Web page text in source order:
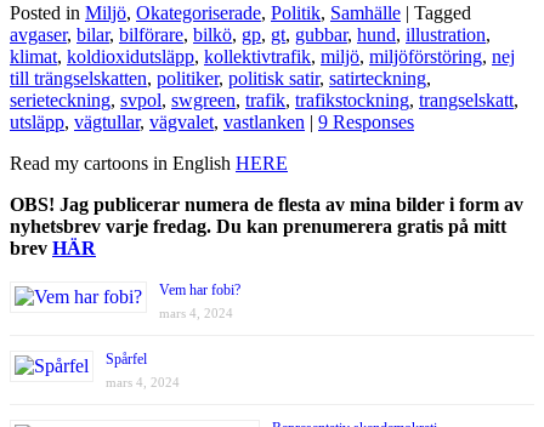
Posted in Miljö, Okategoriserade, Politik, Samhälle | Tagged
avgaser, bilar, bilförare, bilkö, gp, gt, gubbar, hund, illustration,
klimat, koldioxidutsläpp, kollektivtrafik, miljö, miljöförstöring, nej
till trängselskatten, politiker, politisk satir, satirteckning,
serieteckning, svpol, swgreen, trafik, trafikstockning, trangselskatt,
utsläpp, vägtullar, vägvalet, vastlanken | 9 Responses
Read my cartoons in English HERE
OBS! Jag publicerar numera de flesta av mina bilder i form av
nyhetsbrev varje fredag. Du kan prenumerera gratis på mitt
brev HÄR
Vem har fobi?
mars 4, 2024
Spårfel
mars 4, 2024